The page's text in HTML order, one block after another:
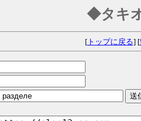
◆タキ
[トップに戻る] [